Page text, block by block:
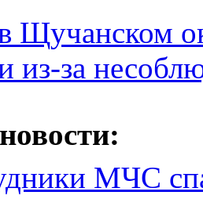
Щучанском
из-за
МЧС